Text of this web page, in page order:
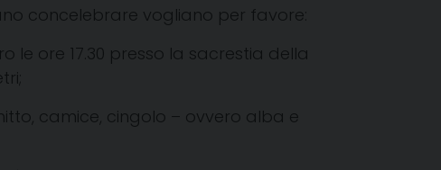
concelebrare vogliano per favore:
le ore 17.30 presso la sacrestia della
camice, cingolo – ovvero alba e